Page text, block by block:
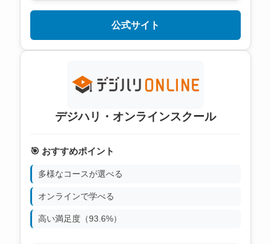
公式サイト
デジハリ・オンラインスクール
🎯 おすすめポイント
多様なコースが選べる
オンラインで学べる
高い満足度（93.6%）